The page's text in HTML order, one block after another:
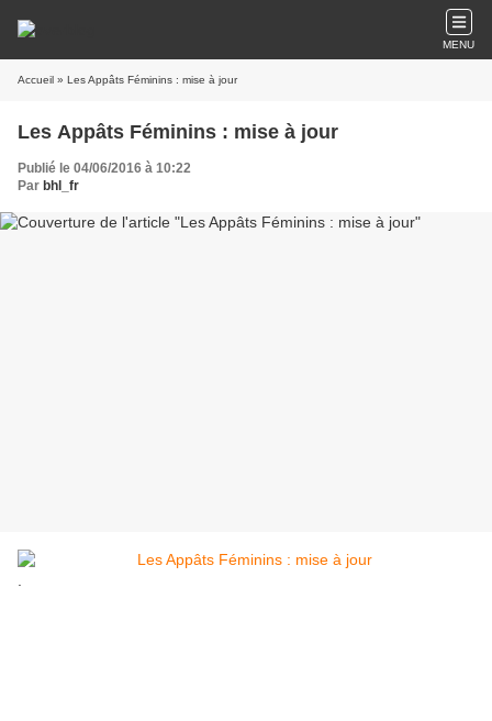
MENU
Accueil » Les Appâts Féminins : mise à jour
Les Appâts Féminins : mise à jour
Publié le 04/06/2016 à 10:22
Par bhl_fr